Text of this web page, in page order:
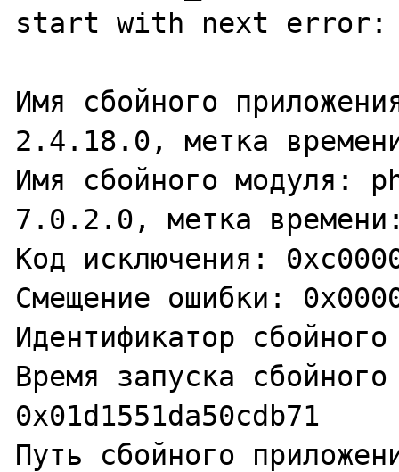
start with next error:
Имя сбойного
2.4.18.0, метка
Имя сбойного модуля:
7.0.2.0, метка
Код исключения:
Смещение ошибки:
Идентификатор
Время запуска
0x01d1551da50cdb71
Путь сбойного